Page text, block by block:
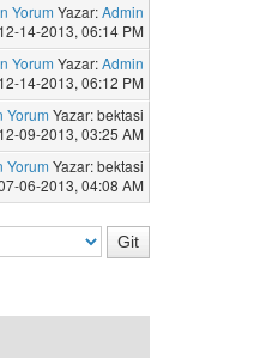
Yorum Yazar:Admin
12-14-2013, 06:14 PM
Yorum Yazar:Admin
12-14-2013, 06:12 PM
Yorum Yazar: bektasi
12-09-2013, 03:25 AM
Yorum Yazar: bektasi
06-2013, 04:08 AM